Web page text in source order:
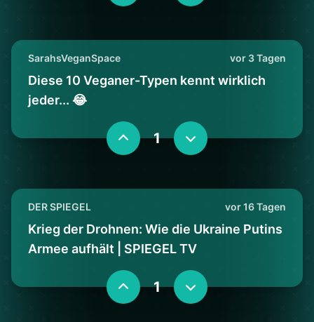
SarahsVeganSpace vor 3 Tagen
Diese 10 Veganer-Typen kennt wirklich
jeder... 😂
1
DER SPIEGEL vor 16 Tagen
Krieg der Drohnen: Wie die Ukraine Putins
Armee aufhält | SPIEGEL TV
1